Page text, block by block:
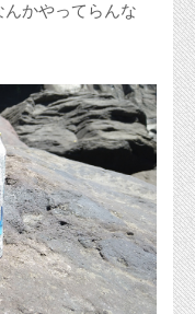
かやってらんな